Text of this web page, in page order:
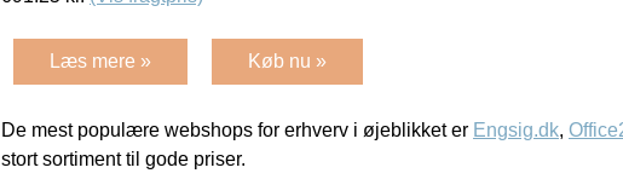
Læs mere » Køb nu »
De mest populære webshops for erhverv i øjeblikket er Engsig.dk,
stort sortiment til gode priser.